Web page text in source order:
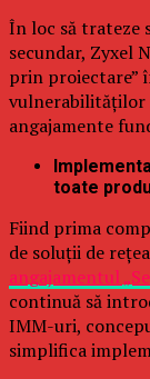
În loc să trateze
secundar, Zyxel
prin proiectare”
vulnerabilităților
angajamente
toate
Fiind prima
de soluții de
angajamentul
continuă să
IMM-uri,
simplifica